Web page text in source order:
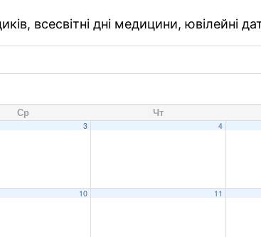
всесвітні дні медицини, ювілейні
Ср Чт
3 4
10 11